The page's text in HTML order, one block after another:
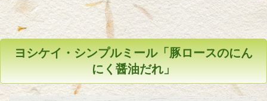
ヨシケイ・シンプルミール「豚ロースのにん
にく醤油だれ」